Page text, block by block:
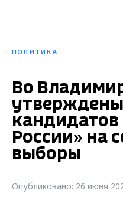
ПОЛИТИКА
Во
утверждены
кандидатов
России» на
выборы
Опубликовано: 26 июня